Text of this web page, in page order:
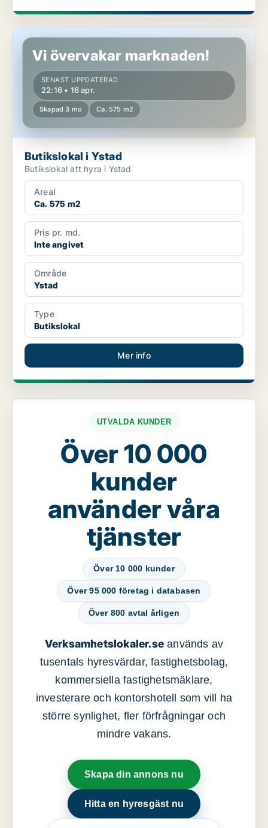
Butikslokal i Ystad
Vi övervakar marknaden!
SENAST UPPDATERAD
22:16 • 16 apr.
Skapad 3 mo Ca. 575 m2
Butikslokal i Ystad
Butikslokal att hyra i Ystad
Areal
Ca. 575 m2
Pris pr. md.
Inte angivet
Område
Ystad
Type
Butikslokal
Mer info
UTVALDA KUNDER
Över 10 000
kunder
använder våra
tjänster
Över 10 000 kunder
Över 95 000 företag i databasen
Över 800 avtal årligen
Verksamhetslokaler.se används av
tusentals hyresvärdar, fastighetsbolag,
kommersiella fastighetsmäklare,
investerare och kontorshotell som vill ha
större synlighet, fler förfrågningar och
mindre vakans.
Skapa din annons nu
Hitta en hyresgäst nu